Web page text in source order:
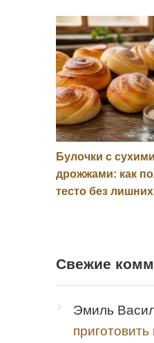
Булочки с
дрожжами: как
тесто без
Свежие
Эмиль